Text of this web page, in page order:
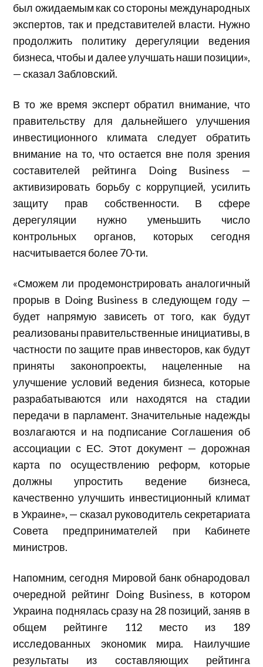
был ожидаемым как со стороны международных
экспертов, так и представителей власти. Нужно
продолжить политику дерегуляции ведения
бизнеса, чтобы и далее улучшать наши позиции»,
— сказал Забловский.
В то же время эксперт обратил внимание, что
правительству для дальнейшего улучшения
инвестиционного климата следует обратить
внимание на то, что остается вне поля зрения
составителей рейтинга Doing Business —
активизировать борьбу с коррупцией, усилить
защиту прав собственности. В сфере
дерегуляции нужно уменьшить число
контрольных органов, которых сегодня
насчитывается более 70-ти.
«Сможем ли продемонстрировать аналогичный
прорыв в Doing Business в следующем году —
будет напрямую зависеть от того, как будут
реализованы правительственные инициативы, в
частности по защите прав инвесторов, как будут
приняты законопроекты, нацеленные на
улучшение условий ведения бизнеса, которые
разрабатываются или находятся на стадии
передачи в парламент. Значительные надежды
возлагаются и на подписание Соглашения об
ассоциации с ЕС. Этот документ — дорожная
карта по осуществлению реформ, которые
должны упростить ведение бизнеса,
качественно улучшить инвестиционный климат
в Украине», — сказал руководитель секретариата
Совета предпринимателей при Кабинете
министров.
Напомним, сегодня Мировой банк обнародовал
очередной рейтинг Doing Business, в котором
Украина поднялась сразу на 28 позиций, заняв в
общем рейтинге 112 место из 189
исследованных экономик мира. Наилучшие
результаты из составляющих рейтинга